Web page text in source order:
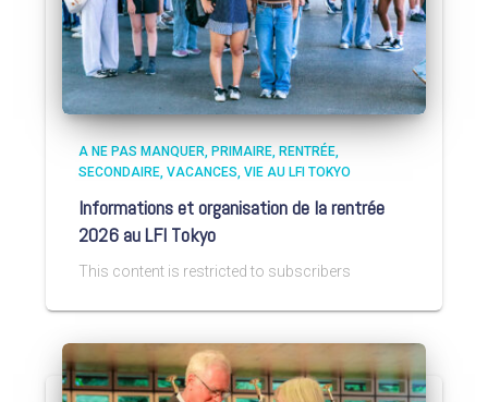
A NE PAS MANQUER PRIMAIRE RENTRÉE
SECONDAIRE VACANCES VIE AU LFI TOKYO
Informations et organisation de la rentrée
2026 au LFI Tokyo
This content is restricted to subscribers